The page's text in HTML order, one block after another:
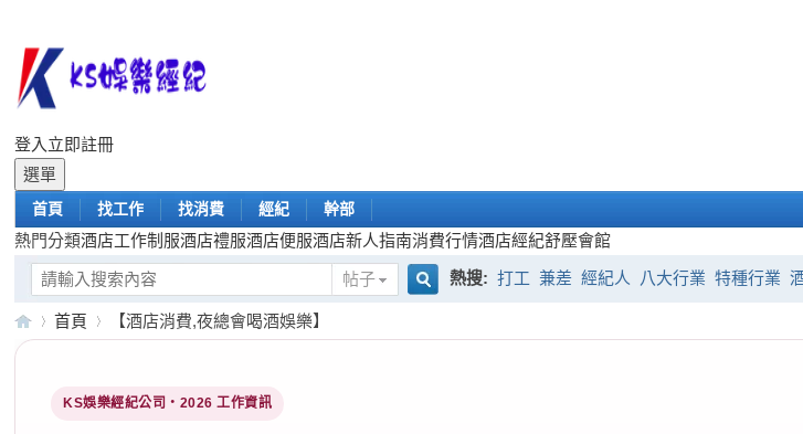
登入 立即註冊
選單
首頁 找工作 找消費 經紀 幹部
熱門分類酒店工作制服酒店禮服酒店便服酒店新人指南消費行情酒店經紀舒壓會館
帖子
熱搜: 打工 兼差 經紀人 八大行業 特種行業
首頁
›
【酒店消費,夜總會喝酒娛樂】
KS娛樂經紀公司・2026 工作資訊